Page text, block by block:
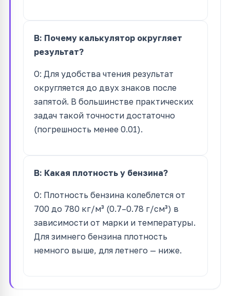
В: Почему калькулятор округляет
результат?
О: Для удобства чтения результат
округляется до двух знаков после
запятой. В большинстве практических
задач такой точности достаточно
(погрешность менее 0.01).
В: Какая плотность у бензина?
О: Плотность бензина колеблется от
700 до 780 кг/м³ (0.7–0.78 г/см³) в
зависимости от марки и температуры.
Для зимнего бензина плотность
немного выше, для летнего — ниже.